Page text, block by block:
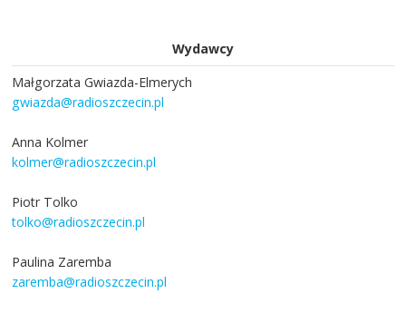
Wydawcy
Małgorzata Gwiazda-Elmerych
gwiazda@radioszczecin.pl
Anna Kolmer
kolmer@radioszczecin.pl
Piotr Tolko
tolko@radioszczecin.pl
Paulina Zaremba
zaremba@radioszczecin.pl